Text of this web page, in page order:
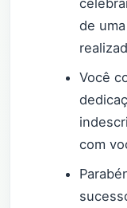
de
Você
com